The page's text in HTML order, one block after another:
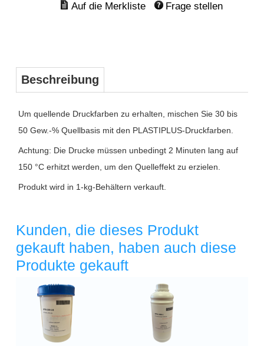
Frage stellen
Beschreibung
Um quellende Druckfarben zu erhalten, mischen Sie 30 bis
50 Gew.-% Quellbasis mit den PLASTIPLUS-Druckfarben.
Achtung: Die Drucke müssen unbedingt 2 Minuten lang auf
150 °C erhitzt werden, um den Quelleffekt zu erzielen.
Produkt wird in 1-kg-Behältern verkauft.
Kunden, die dieses Produkt
gekauft haben, haben auch diese
Produkte gekauft
Überschrift